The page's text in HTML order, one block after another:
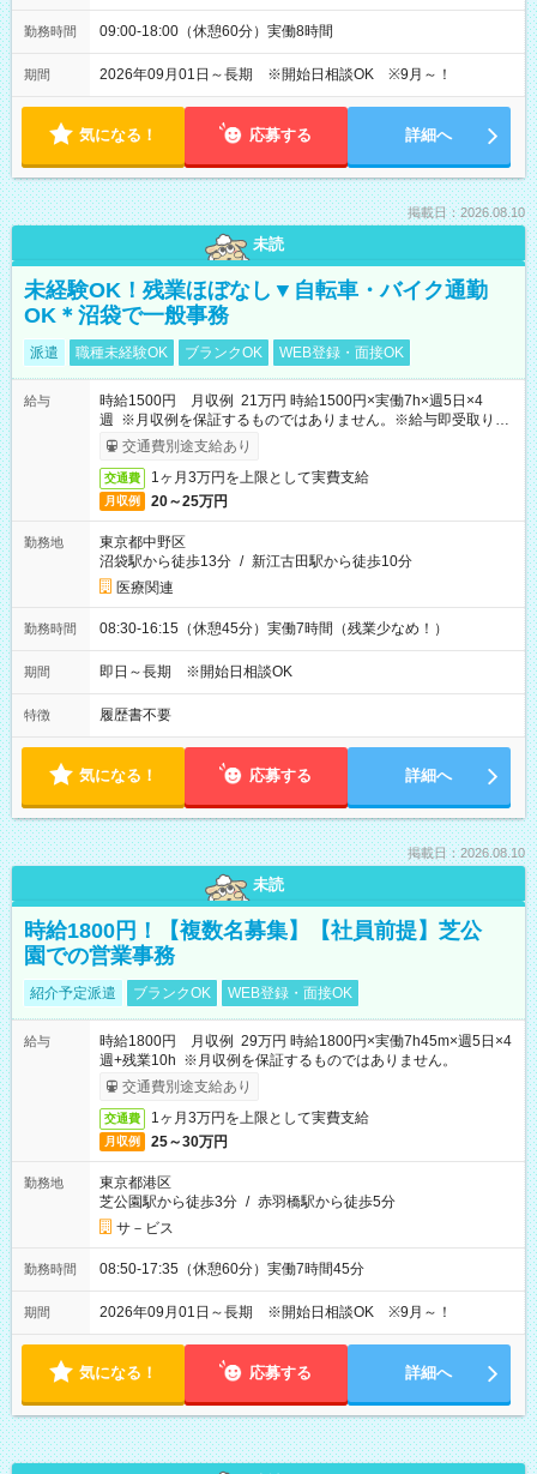
勤務時間 09:00-18:00（休憩60分）実働8時間
期間 2026年09月01日～長期 ※開始日相談OK ※9月～！
気になる！ 応募する 詳細へ
掲載日：2026.08.10
未読
未経験OK！残業ほぼなし▼自転車・バイク通勤
OK＊沼袋で一般事務
派遣 職種未経験OK ブランクOK WEB登録・面接OK
給与
時給1500円 月収例 21万円 時給1500円×実働7h×週5日×4
週 ※月収例を保証するものではありません。※給与即受取りサ
ービス利用可（利用条件有）
交通費別途支給あり
交通費 1ヶ月3万円を上限として実費支給
月収例 20～25万円
勤務地
東京都中野区
沼袋駅から徒歩13分 / 新江古田駅から徒歩10分
医療関連
勤務時間 08:30-16:15（休憩45分）実働7時間（残業少なめ！）
期間 即日～長期 ※開始日相談OK
特徴 履歴書不要
気になる！ 応募する 詳細へ
掲載日：2026.08.10
未読
時給1800円！【複数名募集】【社員前提】芝公
園での営業事務
紹介予定派遣 ブランクOK WEB登録・面接OK
給与
時給1800円 月収例 29万円 時給1800円×実働7h45m×週5日×4
週+残業10h ※月収例を保証するものではありません。
交通費別途支給あり
交通費 1ヶ月3万円を上限として実費支給
月収例 25～30万円
勤務地
東京都港区
芝公園駅から徒歩3分 / 赤羽橋駅から徒歩5分
サ－ビス
勤務時間 08:50-17:35（休憩60分）実働7時間45分
期間 2026年09月01日～長期 ※開始日相談OK ※9月～！
気になる！ 応募する 詳細へ